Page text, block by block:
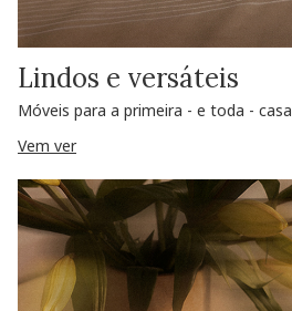
Lindos e versáteis
Móveis para a primeira - e toda - casa
Vem ver